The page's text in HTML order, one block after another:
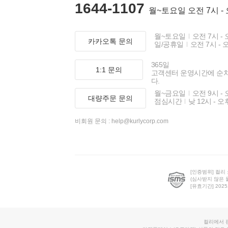
1644-1107 월~토요일 오전 7시 -
카카오톡 문의
월~토요일
오전 7시 -
일/공휴일
오전 7시 -
1:1 문의
365일
고객센터 운영시간에 순
다.
대량주문 문의
월~금요일
오전 9시 -
점심시간
낮 12시 - 오
비회원 문의 : help@kurlycorp.com
[인증범위] 컬리
(심사받지 않은
[유효기간]
컬리에서